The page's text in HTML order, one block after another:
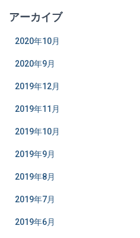
アーカイブ
2020年10月
2020年9月
2019年12月
2019年11月
2019年10月
2019年9月
2019年8月
2019年7月
2019年6月